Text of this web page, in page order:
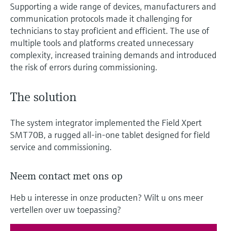
Supporting a wide range of devices, manufacturers and
communication protocols made it challenging for
technicians to stay proficient and efficient. The use of
multiple tools and platforms created unnecessary
complexity, increased training demands and introduced
the risk of errors during commissioning.
The solution
The system integrator implemented the Field Xpert
SMT70B, a rugged all-in-one tablet designed for field
service and commissioning.
Neem contact met ons op
Heb u interesse in onze producten? Wilt u ons meer
vertellen over uw toepassing?